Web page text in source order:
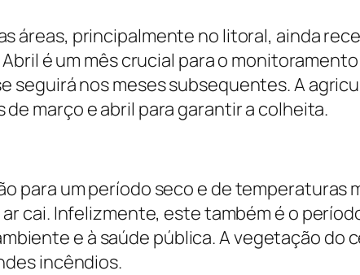
áreas, principalmente no litoral, ainda
é um mês crucial para o
seguirá nos meses subsequentes. A
março e abril para garantir a colheita.
um período seco e de temperaturas
cai. Infelizmente, este também é o
e à saúde pública. A vegetação do
incêndios.